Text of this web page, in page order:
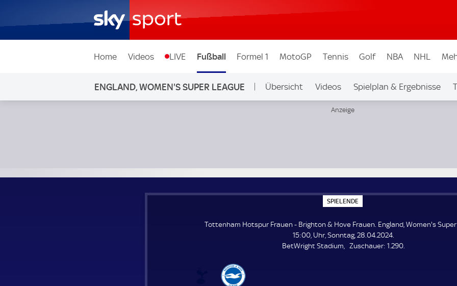
Home Videos LIVE Fußball Formel 1 MotoGP Tennis Golf NBA NHL
ENGLAND, WOMEN'S SUPER LEAGUE Übersicht Videos Spielplan & Ergebnisse
SPIELENDE
P
E
L
E
N
Tottenham Hotspur Frauen - Brighton & Hove Frauen. England, Women's
15:00, Uhr, Sonntag, 28.04.2024.
BetWright Stadium
Zuschauer: Z1.290.